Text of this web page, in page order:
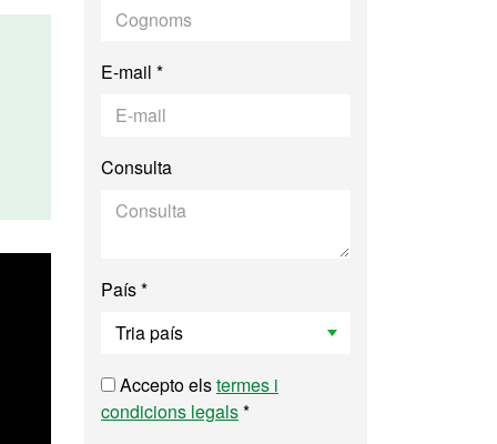
E-mail *
Consulta
País *
Accepto elstermes i
condicions legals*